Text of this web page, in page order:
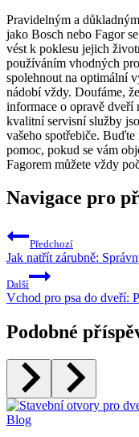
Pravidelným a
jako Bosch nebo Fagor
vést k poklesu jejich
používáním vhodných
spolehnout na optimální
nádobí vždy. Doufáme,
informace o opravě dveří
kvalitní servisní služby
vašeho spotřebiče.
pomoc, pokud se vám
Fagorem můžete vždy
Navigace pro
Předchozí
Jak natřít zárubně:
Další
Vchod pro psa do dveří:
Podobné
Blog